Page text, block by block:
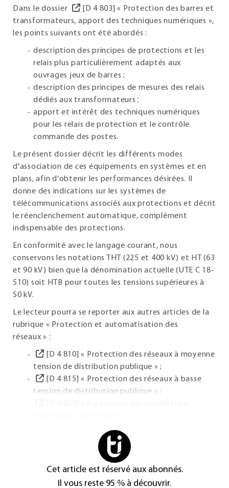
Dans le dossier
[D 4 803] « Protection des barres et
transformateurs, apport des techniques numériques »,
les points suivants ont été abordés :
description des principes de protections et les
relais plus particulièrement adaptés aux
ouvrages jeux de barres ;
description des principes de mesures des relais
dédiés aux transformateurs ;
apport et intérêt des techniques numériques
pour les relais de protection et le contrôle
commande des postes.
Le présent dossier décrit les différents modes
d'association de ces équipements en systèmes et en
plans, afin d'obtenir les performances désirées. Il
donne des indications sur les systèmes de
télécommunications associés aux protections et décrit
le réenclenchement automatique, complément
indispensable des protections.
En conformité avec le langage courant, nous
conservons les notations THT (225 et 400 kV) et HT (63
et 90 kV) bien que la dénomination actuelle (UTE C 18-
510) soit HTB pour toutes les tensions supérieures à
50 kV.
Le lecteur pourra se reporter aux autres articles de la
rubrique « Protection et automatisation des
réseaux » :
[D 4 810] « Protection des réseaux à moyenne
tension de distribution publique » ;
[D 4 815] « Protection des réseaux à basse
tension de distribution publique » ;
Cet article est réservé aux abonnés.
Il vous reste 95 % à découvrir.